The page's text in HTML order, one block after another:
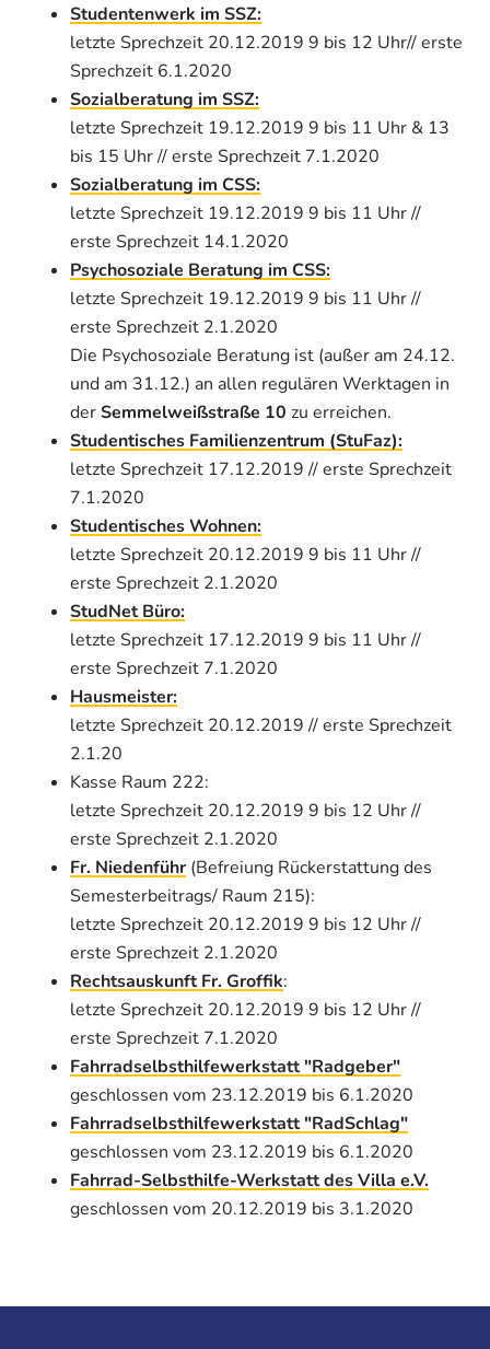
Studentenwerk im SSZ:
letzte Sprechzeit 20.12.2019 9 bis 12 Uhr// erste
Sprechzeit 6.1.2020
Sozialberatung im SSZ:
letzte Sprechzeit 19.12.2019 9 bis 11 Uhr & 13
bis 15 Uhr // erste Sprechzeit 7.1.2020
Sozialberatung im CSS:
letzte Sprechzeit 19.12.2019 9 bis 11 Uhr //
erste Sprechzeit 14.1.2020
Psychosoziale Beratung im CSS:
letzte Sprechzeit 19.12.2019 9 bis 11 Uhr //
erste Sprechzeit 2.1.2020
Die Psychosoziale Beratung ist (außer am 24.12.
und am 31.12.) an allen regulären Werktagen in
derSemmelweißstraße 10 zu erreichen.
Studentisches Familienzentrum (StuFaz):
letzte Sprechzeit 17.12.2019 // erste Sprechzeit
7.1.2020
Studentisches Wohnen:
letzte Sprechzeit 20.12.2019 9 bis 11 Uhr //
erste Sprechzeit 2.1.2020
StudNet Büro:
letzte Sprechzeit 17.12.2019 9 bis 11 Uhr //
erste Sprechzeit 7.1.2020
Hausmeister:
letzte Sprechzeit 20.12.2019 // erste Sprechzeit
2.1.20
Kasse Raum 222:
letzte Sprechzeit 20.12.2019 9 bis 12 Uhr //
erste Sprechzeit 2.1.2020
Fr. Niedenführ (Befreiung Rückerstattung des
Semesterbeitrags/ Raum 215):
letzte Sprechzeit 20.12.2019 9 bis 12 Uhr //
erste Sprechzeit 2.1.2020
Rechtsauskunft Fr. Groffik:
letzte Sprechzeit 20.12.2019 9 bis 12 Uhr //
erste Sprechzeit 7.1.2020
Fahrradselbsthilfewerkstatt "Radgeber"
geschlossen vom 23.12.2019 bis 6.1.2020
Fahrradselbsthilfewerkstatt "RadSchlag"
geschlossen vom 23.12.2019 bis 6.1.2020
Fahrrad-Selbsthilfe-Werkstatt des Villa e.V.
geschlossen vom 20.12.2019 bis 3.1.2020